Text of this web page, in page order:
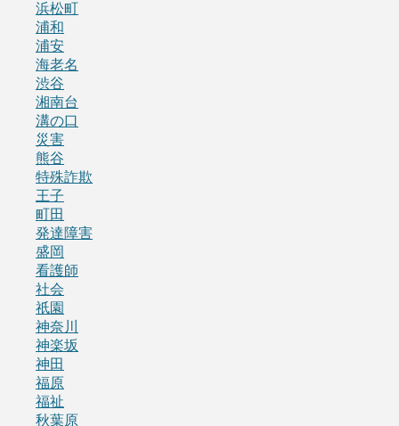
浜松町
浦和
浦安
海老名
渋谷
湘南台
溝の口
災害
熊谷
特殊詐欺
王子
町田
発達障害
盛岡
看護師
社会
祇園
神奈川
神楽坂
神田
福原
福祉
秋葉原